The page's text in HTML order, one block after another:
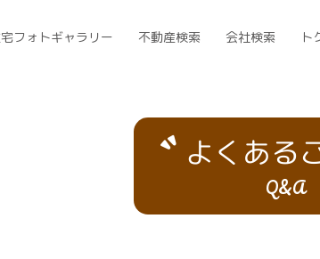
フォトギャラリー 不動産検索 会社検索 ト
よくある
Q&A